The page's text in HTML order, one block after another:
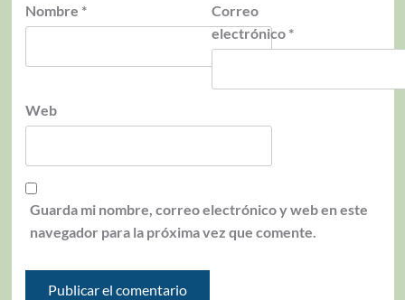
Nombre *
Correo
electrónico *
Web
Guarda mi nombre, correo electrónico y web en este
navegador para la próxima vez que comente.